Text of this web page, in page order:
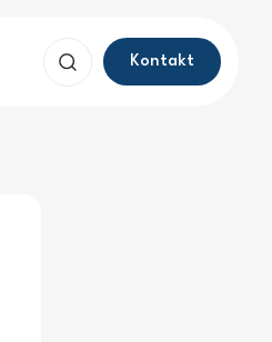
Szukaj Kontakt